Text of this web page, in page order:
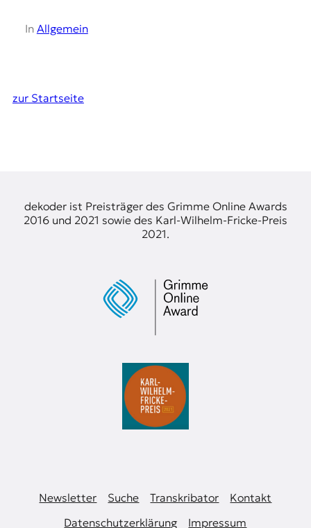
In Allgemein
zur Startseite
dekoder ist Preisträger des Grimme Online Awards
2016 und 2021 sowie des Karl-Wilhelm-Fricke-Preis
2021.
Newsletter Suche Transkribator
Kontakt
Datenschutzerklärung
Impressum